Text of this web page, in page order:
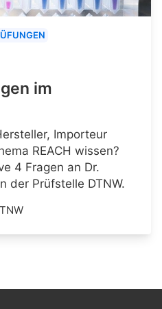
im
Importeur
REACH wissen?
4 Fragen an Dr.
der Prüfstelle DTNW.